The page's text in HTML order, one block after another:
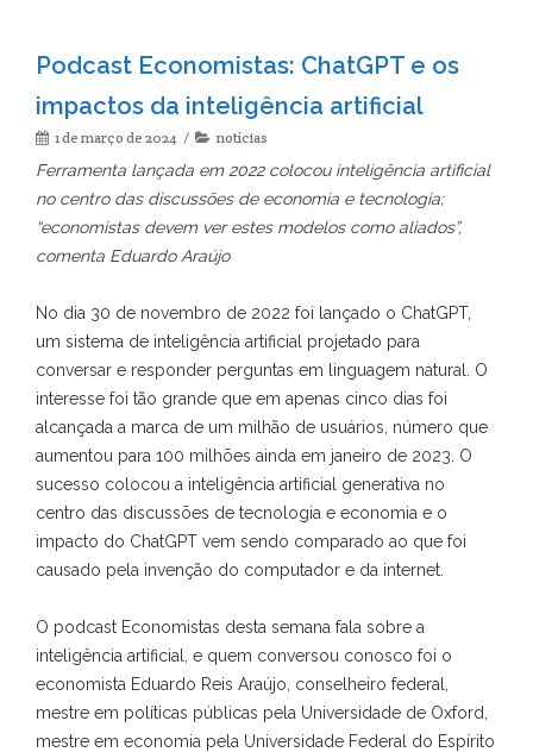
Podcast Economistas: ChatGPT e os
impactos da inteligência artificial
1 de março de 2024 notícias
Ferramenta lançada em 2022 colocou inteligência artificial
no centro das discussões de economia e tecnologia;
“economistas devem ver estes modelos como aliados”,
comenta Eduardo Araújo
No dia 30 de novembro de 2022 foi lançado o ChatGPT,
um sistema de inteligência artificial projetado para
conversar e responder perguntas em linguagem natural. O
interesse foi tão grande que em apenas cinco dias foi
alcançada a marca de um milhão de usuários, número que
aumentou para 100 milhões ainda em janeiro de 2023. O
sucesso colocou a inteligência artificial generativa no
centro das discussões de tecnologia e economia e o
impacto do ChatGPT vem sendo comparado ao que foi
causado pela invenção do computador e da internet.
O podcast Economistas desta semana fala sobre a
inteligência artificial, e quem conversou conosco foi o
economista Eduardo Reis Araújo, conselheiro federal,
mestre em políticas públicas pela Universidade de Oxford,
mestre em economia pela Universidade Federal do Espírito